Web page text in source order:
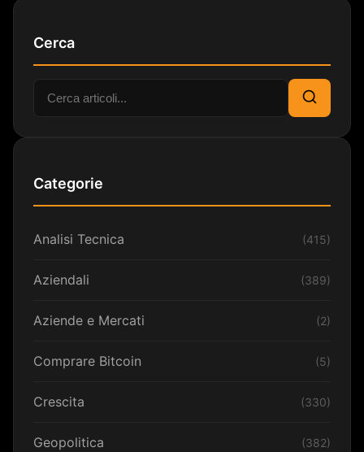
Cerca
Cerca:
Cerca
Categorie
Analisi Tecnica (415)
Aziendali (389)
Aziende e Mercati (2)
Comprare Bitcoin (5)
Crescita (330)
Geopolitica (382)